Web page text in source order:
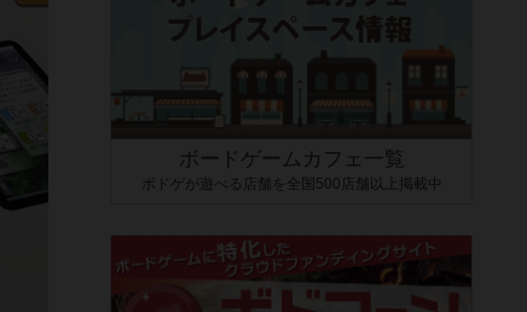
ボードゲームカフェ一覧
ボドゲが遊べる店舗を全国500店舗以上掲載中